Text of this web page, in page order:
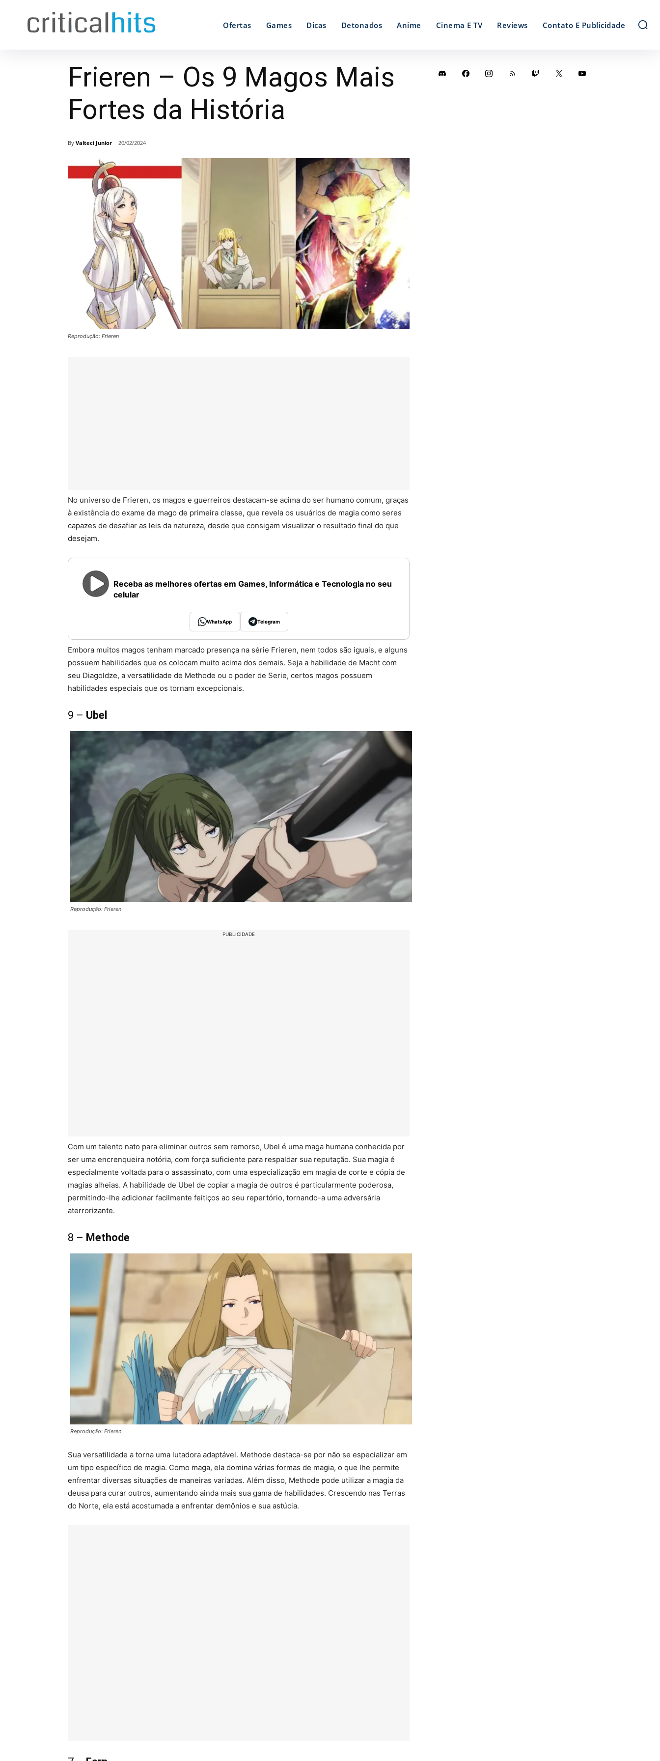
Ofertas Games Dicas Detonados Anime Cinema E TV Reviews Contato E Publicidade
Frieren – Os 9 Magos Mais
Fortes da História
By Valteci Junior 20/02/2024
Reprodução: Frieren
No universo de Frieren, os magos e guerreiros destacam-se acima do ser humano comum, graças
à existência do exame de mago de primeira classe, que revela os usuários de magia como seres
capazes de desafiar as leis da natureza, desde que consigam visualizar o resultado final do que
desejam.
Receba as melhores ofertas em Games, Informática e Tecnologia no seu
celular
WhatsApp Telegram
Embora muitos magos tenham marcado presença na série Frieren, nem todos são iguais, e alguns
possuem habilidades que os colocam muito acima dos demais. Seja a habilidade de Macht com
seu Diagoldze, a versatilidade de Methode ou o poder de Serie, certos magos possuem
habilidades especiais que os tornam excepcionais.
9 – Ubel
Reprodução: Frieren
PUBLICIDADE
Com um talento nato para eliminar outros sem remorso, Ubel é uma maga humana conhecida por
ser uma encrenqueira notória, com força suficiente para respaldar sua reputação. Sua magia é
especialmente voltada para o assassinato, com uma especialização em magia de corte e cópia de
magias alheias. A habilidade de Ubel de copiar a magia de outros é particularmente poderosa,
permitindo-lhe adicionar facilmente feitiços ao seu repertório, tornando-a uma adversária
aterrorizante.
8 – Methode
Reprodução: Frieren
Sua versatilidade a torna uma lutadora adaptável. Methode destaca-se por não se especializar em
um tipo específico de magia. Como maga, ela domina várias formas de magia, o que lhe permite
enfrentar diversas situações de maneiras variadas. Além disso, Methode pode utilizar a magia da
deusa para curar outros, aumentando ainda mais sua gama de habilidades. Crescendo nas Terras
do Norte, ela está acostumada a enfrentar demônios e sua astúcia.